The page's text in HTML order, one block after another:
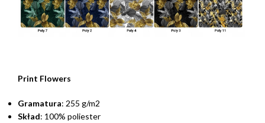
Print Flowers
Gramatura: 255 g/m2
Skład: 100% poliester